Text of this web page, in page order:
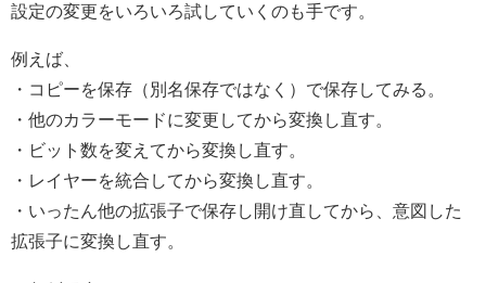
設定の変更をいろいろ試していくのも手です。
例えば、
・コピーを保存（別名保存ではなく）で保存してみる。
・他のカラーモードに変更してから変換し直す。
・ビット数を変えてから変換し直す。
・レイヤーを統合してから変換し直す。
・いったん他の拡張子で保存し開け直してから、意図した
拡張子に変換し直す。